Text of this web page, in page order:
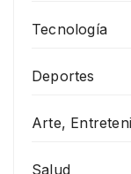
Tecnología
Deportes
Arte,
Salud